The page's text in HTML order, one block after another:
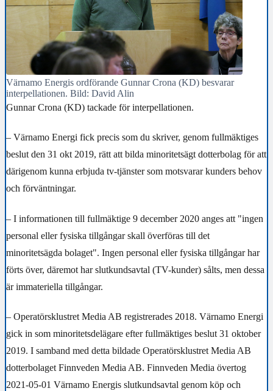
Värnamo Energis ordförande Gunnar Crona (KD) besvarar
interpellationen. Bild: David Alin
Gunnar Crona (KD) tackade för interpellationen.
– Värnamo Energi fick precis som du skriver, genom fullmäktiges
beslut den 31 okt 2019, rätt att bilda minoritetsägt dotterbolag för att
därigenom kunna erbjuda tv-tjänster som motsvarar kunders behov
och förväntningar.
– I informationen till fullmäktige 9 december 2020 anges att "ingen
personal eller fysiska tillgångar skall överföras till det
minoritetsägda bolaget". Ingen personal eller fysiska tillgångar har
förts över, däremot har slutkundsavtal (TV-kunder) sålts, men dessa
är immateriella tillgångar.
– Operatörsklustret Media AB registrerades 2018. Värnamo Energi
gick in som minoritetsdelägare efter fullmäktiges beslut 31 oktober
2019. I samband med detta bildade Operatörsklustret Media AB
dotterbolaget Finnveden Media AB. Finnveden Media övertog
2021-05-01 Värnamo Energis slutkundsavtal genom köp och